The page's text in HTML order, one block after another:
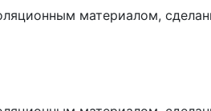
материалом,